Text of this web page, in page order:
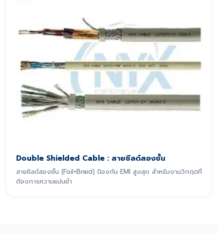
Double Shielded Cable : สายชีลด์สองชั้น
สายชีลด์สองชั้น (Foil+Braid) ป้องกัน EMI สูงสุด สำหรับงานวิกฤตที่
ต้องการความแม่นยำ